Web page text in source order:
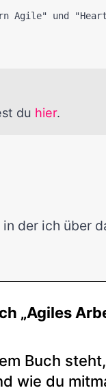
Agile" und
du hier.
der ich über